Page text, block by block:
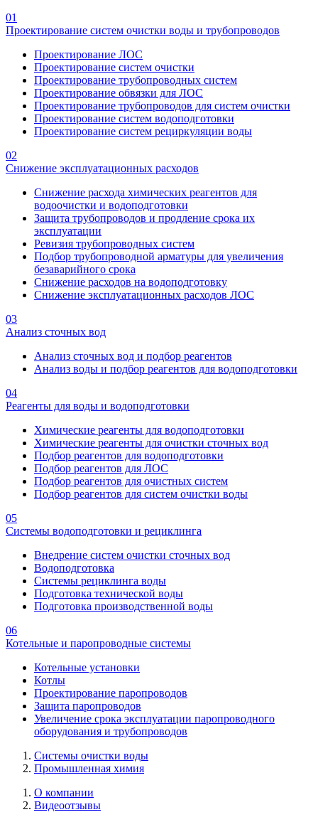
01
Проектирование систем очистки воды и трубопроводов
Проектирование ЛОС
Проектирование систем очистки
Проектирование трубопроводных систем
Проектирование обвязки для ЛОС
Проектирование трубопроводов для систем очистки
Проектирование систем водоподготовки
Проектирование систем рециркуляции воды
02
Снижение эксплуатационных расходов
Снижение расхода химических реагентов для
водоочистки и водоподготовки
Защита трубопроводов и продление срока их
эксплуатации
Ревизия трубопроводных систем
Подбор трубопроводной арматуры для увеличения
безаварийного срока
Снижение расходов на водоподготовку
Снижение эксплуатационных расходов ЛОС
03
Анализ сточных вод
Анализ сточных вод и подбор реагентов
Анализ воды и подбор реагентов для водоподготовки
04
Реагенты для воды и водоподготовки
Химические реагенты для водоподготовки
Химические реагенты для очистки сточных вод
Подбор реагентов для водоподготовки
Подбор реагентов для ЛОС
Подбор реагентов для очистных систем
Подбор реагентов для систем очистки воды
05
Системы водоподготовки и рециклинга
Внедрение систем очистки сточных вод
Водоподготовка
Системы рециклинга воды
Подготовка технической воды
Подготовка производственной воды
06
Котельные и паропроводные системы
Котельные установки
Котлы
Проектирование паропроводов
Защита паропроводов
Увеличение срока эксплуатации паропроводного
оборудования и трубопроводов
Системы очистки воды
Промышленная химия
О компании
Видеоотзывы